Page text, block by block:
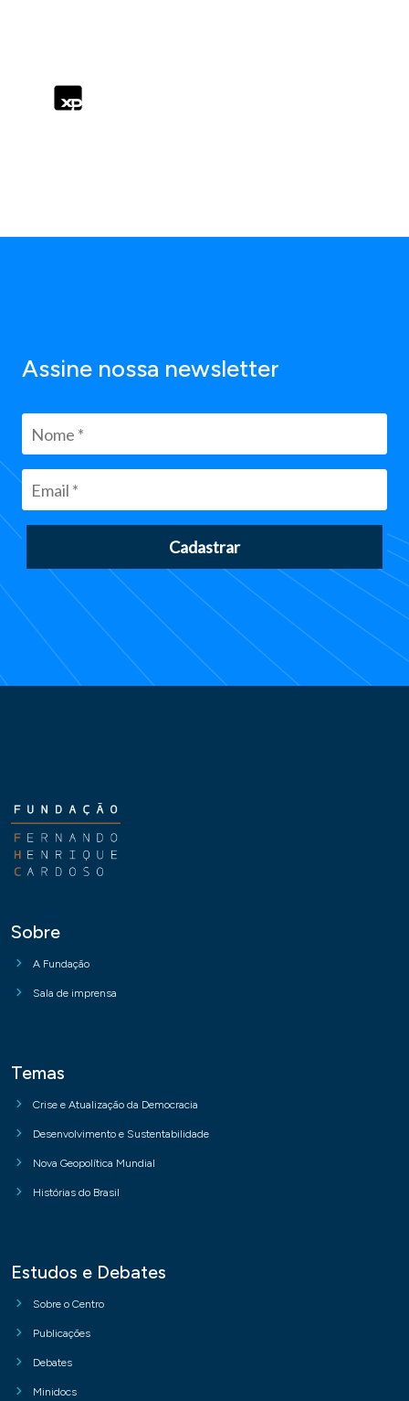
Assine nossa newsletter
Cadastrar
Sobre
A Fundação
Sala de imprensa
Temas
Crise e Atualização da Democracia
Desenvolvimento e Sustentabilidade
Nova Geopolítica Mundial
Histórias do Brasil
Estudos e Debates
Sobre o Centro
Publicações
Debates
Minidocs